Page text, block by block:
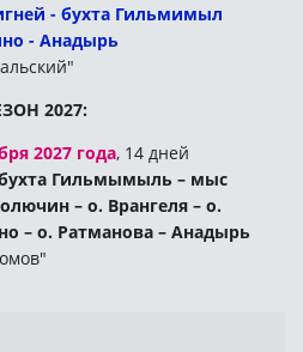
- бухта Гильмимыл
- Анадырь
2027:
2027 года, 14 дней
Гильмымыль – мыс
– о. Врангеля – о.
– о. Ратманова – Анадырь